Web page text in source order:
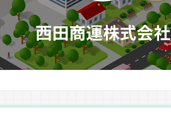
西田商運株式会社